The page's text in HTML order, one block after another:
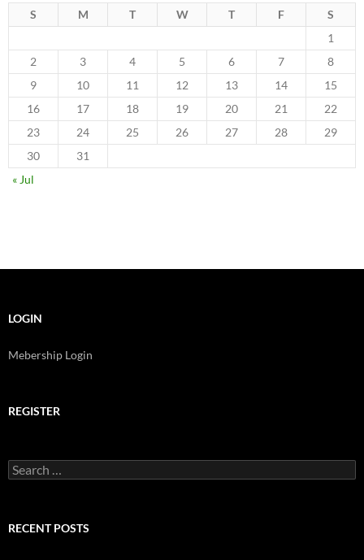
S M T W T F
S
1
2
3 4 5 6 7
8
9
10 11 12 13 14
15
16
17 18 19 20 21
22
23
24 25 26 27 28
29
30
31
« Jul
LOGIN
Mebership Login
REGISTER
Search
for:
RECENT POSTS